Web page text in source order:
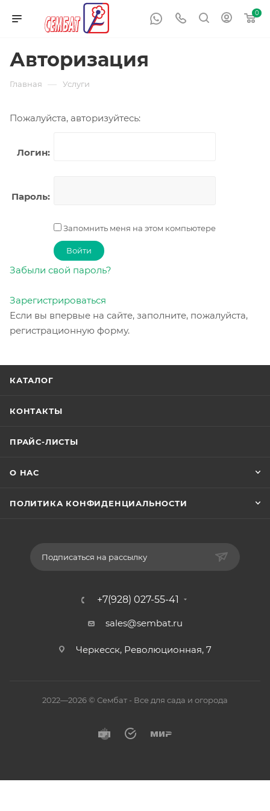
0
Авторизация
Главная — Услуги
Пожалуйста, авторизуйтесь:
Логин:
Пароль:
Запомнить меня на этом компьютере
Забыли свой пароль?
Зарегистрироваться
Если вы впервые на сайте, заполните, пожалуйста,
регистрационную форму.
КАТАЛОГ
КОНТАКТЫ
ПРАЙС-ЛИСТЫ
О НАС
ПОЛИТИКА КОНФИДЕНЦИАЛЬНОСТИ
Подписаться на рассылку
+7(928) 027-55-41
sales@sembat.ru
Черкесск, Революционная, 7
2022—2026 © Сембат - Все для сада и огорода